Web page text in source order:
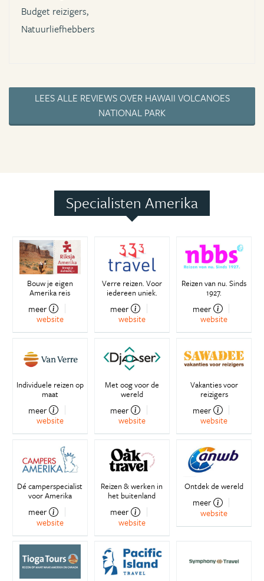
Budget reizigers,
Natuurliefhebbers
LEES ALLE REVIEWS OVER HAWAII VOLCANOES
NATIONAL PARK
Specialisten Amerika
Bouw je eigen
Amerika reis
meer
website
Verre reizen. Voor
iedereen uniek.
meer
website
Reizen van nu. Sinds
1927.
meer
website
Individuele reizen op
maat
meer
website
Met oog voor de
wereld
meer
website
Vakanties voor
reizigers
meer
website
Dé camperspecialist
voor Amerika
meer
website
Reizen & werken in
het buitenland
meer
website
Ontdek de wereld
meer
website